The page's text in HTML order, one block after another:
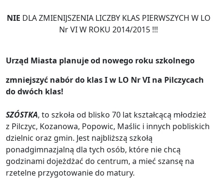
NIE DLA ZMIENIJSZENIA LICZBY KLAS PIERWSZYCH W LO
NrVI W ROKU 2014/2015 !!!
Urząd Miasta planuje od nowego roku szkolnego
zmniejszyć nabór do klas I w LO NrVI na Pilczycach
do dwóch klas!
SZÓSTKA, to szkoła od blisko 70 lat kształcącą młodzież
z Pilczyc, Kozanowa, Popowic, Maślic i innych pobliskich
dzielnic oraz gmin. Jest najbliższą szkołą
ponadgimnazjalną dla tych osób, które nie chcą
godzinami dojeżdżać do centrum, a mieć szansę na
rzetelne przygotowanie do matury.